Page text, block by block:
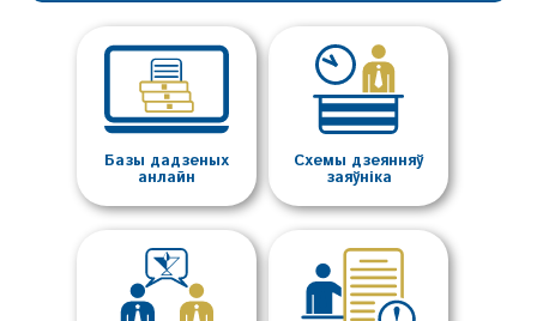
Базы дадзеных
анлайн
Схемы дзеянняў
заяўніка